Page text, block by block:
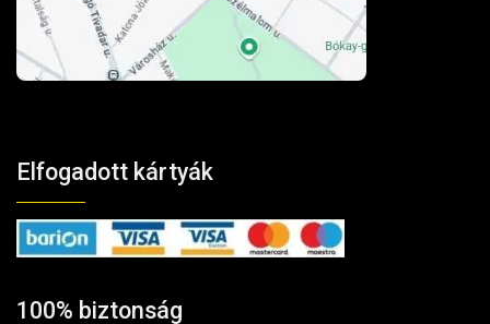
Elfogadott kártyák
100% biztonság